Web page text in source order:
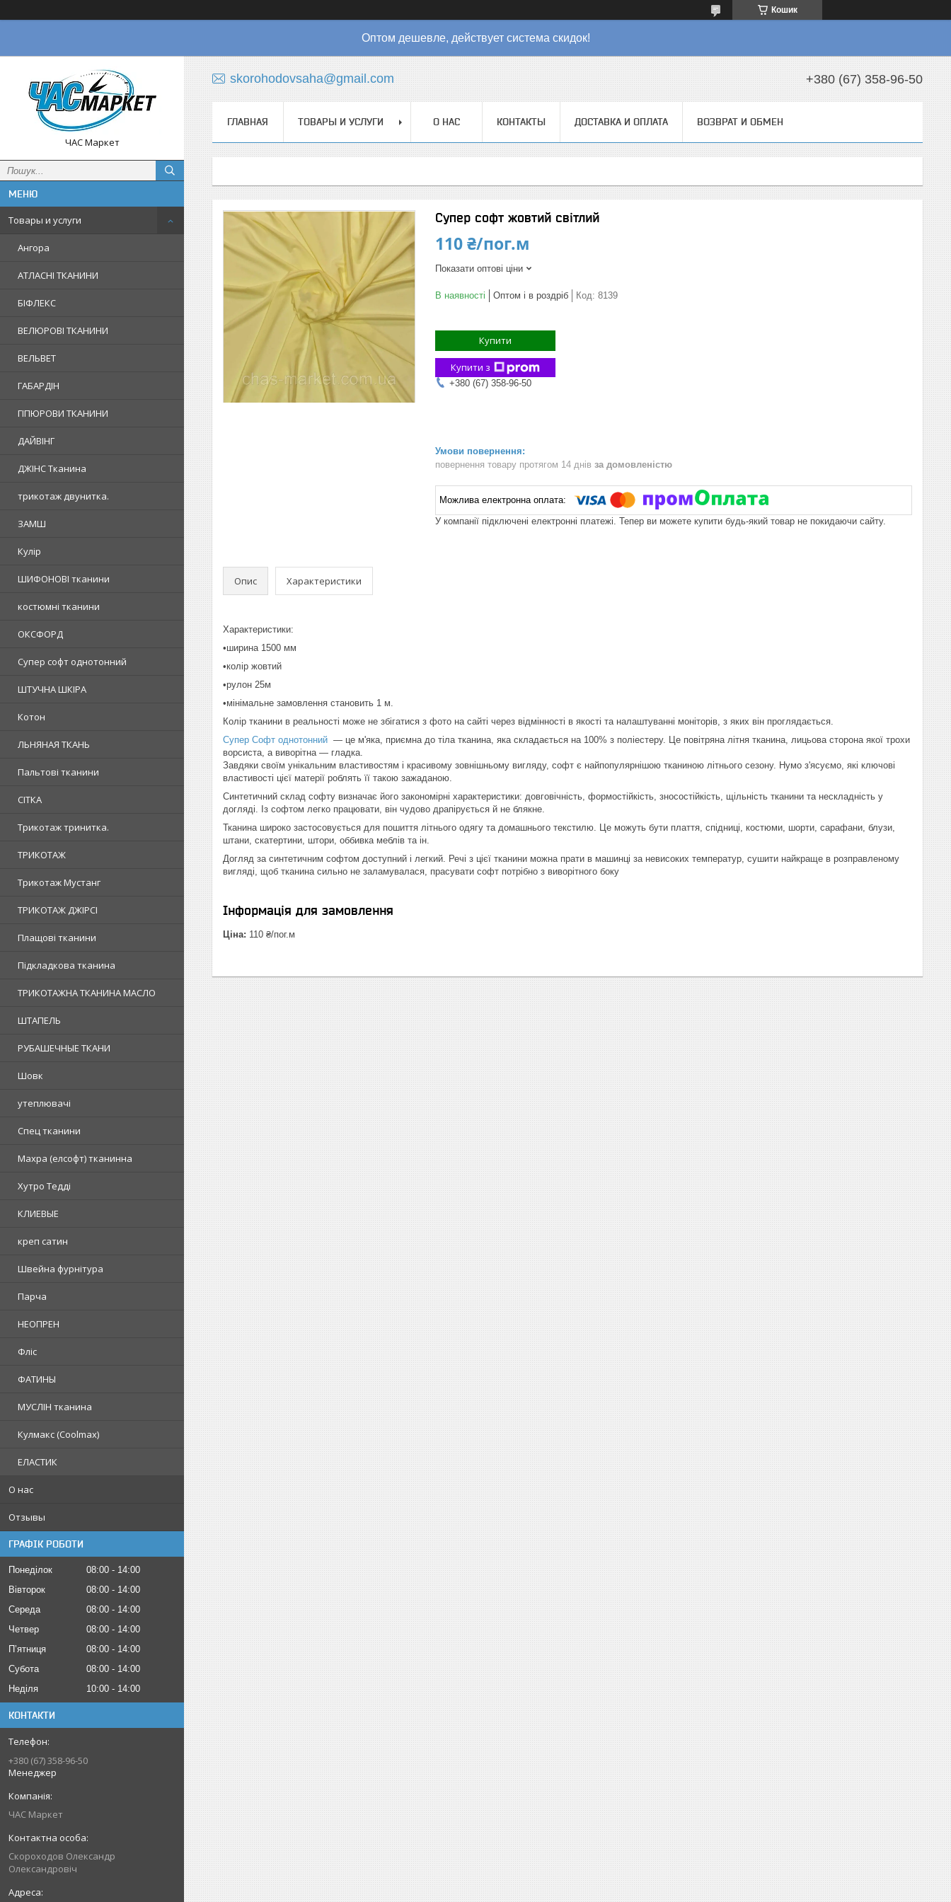
Кошик
Оптом дешевле, действует система скидок!
ЧАС Маркет
Товары и услуги
Ангора
АТЛАСНІ ТКАНИНИ
БІФЛЕКС
ВЕЛЮРОВІ ТКАНИНИ
ВЕЛЬВЕТ
ГАБАРДІН
ГІПЮРОВИ ТКАНИНИ
ДАЙВІНГ
ДЖІНС Тканина
трикотаж двунитка.
ЗАМШ
Кулір
ШИФОНОВІ тканини
костюмні тканини
ОКСФОРД
Супер софт однотонний
ШТУЧНА ШКІРА
Котон
ЛЬНЯНАЯ ТКАНЬ
Пальтові тканини
СІТКА
Трикотаж тринитка.
ТРИКОТАЖ
Трикотаж Мустанг
ТРИКОТАЖ ДЖІРСІ
Плащові тканини
Підкладкова тканина
ТРИКОТАЖНА ТКАНИНА МАСЛО
ШТАПЕЛЬ
РУБАШЕЧНЫЕ ТКАНИ
Шовк
утеплювачі
Спец тканини
Махра (елсофт) тканинна
Хутро Тедді
КЛИЕВЫЕ
креп сатин
Швейна фурнітура
Парча
НЕОПРЕН
Фліс
ФАТИНЫ
МУСЛІН тканина
Кулмакс (Coolmax)
ЕЛАСТИК
О нас
Отзывы
ГРАФІК РОБОТИ
Понеділок 08:00
14:00
Вівторок
08:00
14:00
Середа
08:00
14:00
Четвер
08:00
14:00
Пʼятниця
08:00
14:00
Субота
08:00
14:00
Неділя
10:00 14:00
КОНТАКТИ
+380 (67) 358-96-50
Менеджер
ЧАС Маркет
Скороходов Олександр
Олександровіч
skorohodovsaha@gmail.com +380 (67) 358-96-50
ГЛАВНАЯ ТОВАРЫ И УСЛУГИ О НАС КОНТАКТЫ ДОСТАВКА И ОПЛАТА ВОЗВРАТ И ОБМЕН
Супер софт жовтий світлий
110 ₴/пог.м
Показати оптові ціни
В наявності Оптом і в роздріб Код: 8139
Купити
Купити з
+380 (67) 358-96-50
повернення товару протягом 14 днів за домовленістю
У компанії підключені електронні платежі. Тепер ви можете купити будь-який товар не покидаючи сайту.
Опис Характеристики
Характеристики:
•ширина 1500 мм
•колір жовтий
•рулон 25м
•мінімальне замовлення становить 1 м.
Колір тканини в реальності може не збігатися з фото на сайті через відмінності в якості та налаштуванні моніторів, з яких він проглядається.
Супер Софт однотонний — це м'яка, приємна до тіла тканина, яка складається на 100% з поліестеру. Це повітряна літня тканина, лицьова сторона якої трохи
ворсиста, а виворітна — гладка.
Завдяки своїм унікальним властивостям і красивому зовнішньому вигляду, софт є найпопулярнішою тканиною літнього сезону. Нумо з'ясуємо, які ключові
властивості цієї матерії роблять її такою зажаданою.
Синтетичний склад софту визначає його закономірні характеристики: довговічність, формостійкість, зносостійкість, щільність тканини та нескладність у
догляді. Із софтом легко працювати, він чудово драпірується й не блякне.
Тканина широко застосовується для пошиття літнього одягу та домашнього текстилю. Це можуть бути плаття, спідниці, костюми, шорти, сарафани, блузи,
штани, скатертини, штори, оббивка меблів та ін.
Догляд за синтетичним софтом доступний і легкий. Речі з цієї тканини можна прати в машинці за невисоких температур, сушити найкраще в розправленому
вигляді, щоб тканина сильно не заламувалася, прасувати софт потрібно з виворітного боку
Інформація для замовлення
Ціна: 110 ₴/пог.м